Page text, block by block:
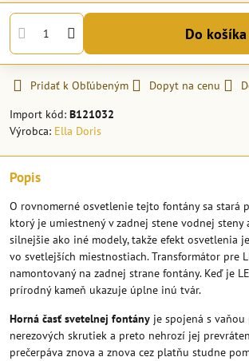
Do košíka
Pridať k Obľúbeným Dopyt na cenu
Import kód: B121032
Výrobca: Ella Doris
Popis
O rovnomerné osvetlenie tejto fontány sa stará
ktorý je umiestnený v zadnej stene vodnej steny
silnejšie ako iné modely, takže efekt osvetlenia
vo svetlejších miestnostiach. Transformátor pre
namontovaný na zadnej strane fontány. Keď je
prírodný kameň ukazuje úplne inú tvár.
Horná časť svetelnej fontány je spojená s vaňou
nerezových skrutiek a preto nehrozí jej
prečerpáva znova a znova cez platňu studne